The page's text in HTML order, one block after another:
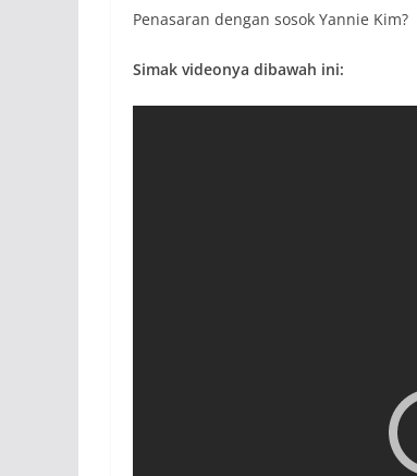
Penasaran dengan sosok Yannie Kim?
Simak videonya dibawah ini: